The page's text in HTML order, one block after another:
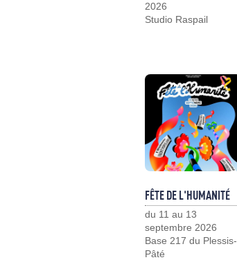
2026
Studio Raspail
FÊTE DE L'HUMANITÉ
du 11 au 13
septembre 2026
Base 217 du Plessis-
Pâté